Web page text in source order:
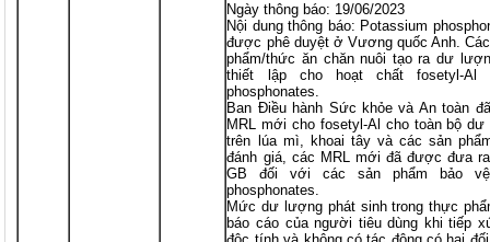
Ngày thông báo: 19/06/2023
Nội dung thông báo: Potassium
được phê duyệt ở Vương quốc Anh.
phẩm/thức ăn chăn nuôi tạo ra dư
thiết lập cho hoạt chất fosetyl-Al
phosphonates.
Ban Điều hành Sức khỏe và An toàn
MRL mới cho fosetyl-Al cho toàn bộ
trên lúa mì, khoai tây và các sản
đánh giá, các MRL mới đã được đưa
GB đối với các sản phẩm bảo
phosphonates.
Mức dư lượng phát sinh trong thực
báo cáo của người tiêu dùng khi tiếp